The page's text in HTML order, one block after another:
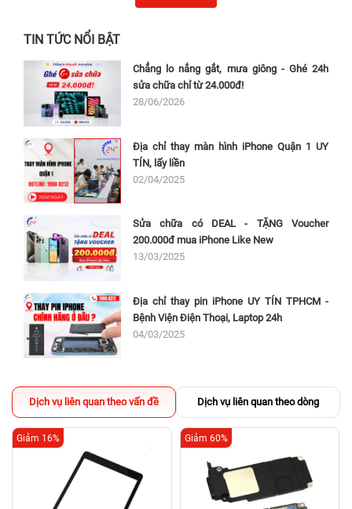
TIN TỨC NỔI BẬT
Chẳng lo nắng gắt, mưa giông - Ghé 24h
sửa chữa chỉ từ 24.000đ!
28/06/2026
Địa chỉ thay màn hình iPhone Quận 1 UY
TÍN, lấy liền
02/04/2025
Sửa chữa có DEAL - TẶNG Voucher
200.000đ mua iPhone Like New
13/03/2025
Địa chỉ thay pin iPhone UY TÍN TPHCM -
Bệnh Viện Điện Thoại, Laptop 24h
04/03/2025
Dịch vụ liên quan theo vấn đề Dịch vụ liên quan theo dòng
Giảm 16% Giảm 60%